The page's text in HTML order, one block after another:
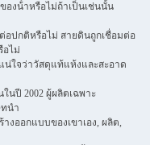
องน้ําหรือไม่ถ้าเป็นเช่นนั้น
อปกติหรือไม่ สายดินถูกเชื่อมต่อ
อไม่
น่ใจว่าวัสดุแท้แห้งและสะอาด
ในปี 2002 ผู้ผลิตเฉพาะ
นํา
งออกแบบของเขาเอง, ผลิต,